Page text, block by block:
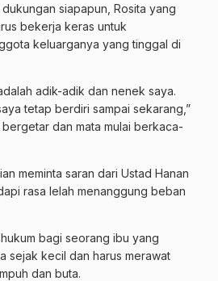
siapapun, Rosita yang
bekerja keras untuk
keluarganya yang tinggal di
adik-adik dan nenek saya.
tetap berdiri sampai sekarang,”
dan mata mulai berkaca-
meminta saran dari Ustad Hanan
rasa lelah menanggung beban
bagi seorang ibu yang
sejak kecil dan harus merawat
dan buta.